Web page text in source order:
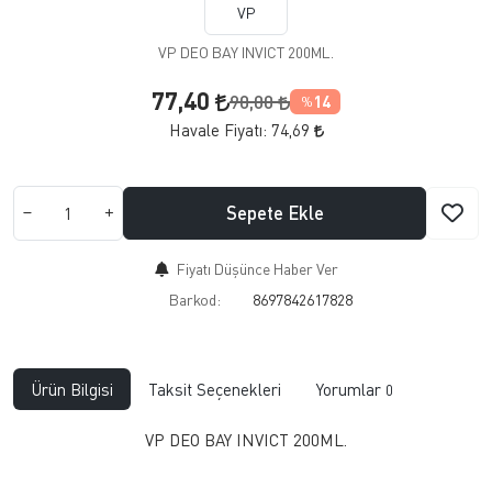
VP
VP DEO BAY INVICT 200ML.
77,40 90,00 % 14
Havale Fiyatı: 74,69
Sepete Ekle
Fiyatı Düşünce Haber Ver
Barkod:
8697842617828
Ürün Bilgisi Taksit Seçenekleri Yorumlar 0
VP DEO BAY INVICT 200ML.